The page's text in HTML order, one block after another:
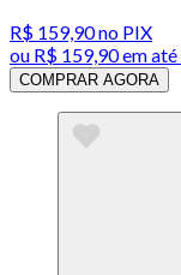
R$ 159,90no PIX
ou R$ 159,90em até
COMPRAR AGORA